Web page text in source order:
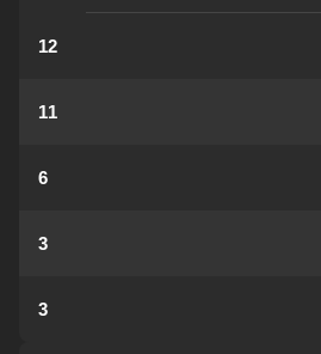
12
11
6
3
3